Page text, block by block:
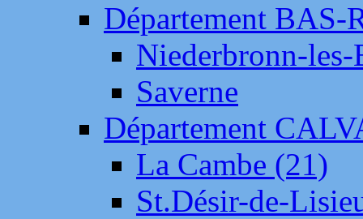
Département BAS-
Niederbronn-
Saverne
Département
La Cambe (21)
St.Désir-de-